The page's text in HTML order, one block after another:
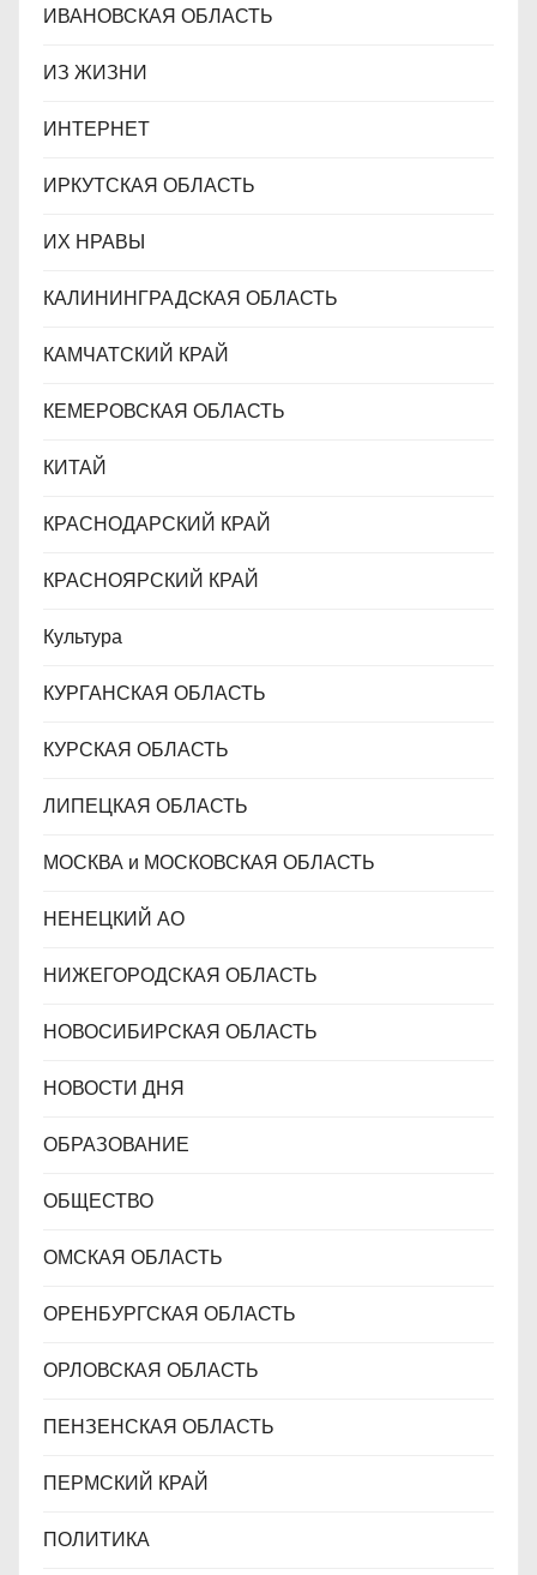
ИВАНОВСКАЯ ОБЛАСТЬ
ИЗ ЖИЗНИ
ИНТЕРНЕТ
ИРКУТСКАЯ ОБЛАСТЬ
ИХ НРАВЫ
КАЛИНИНГРАДCКАЯ ОБЛАСТЬ
КАМЧАТСКИЙ КРАЙ
КЕМЕРОВСКАЯ ОБЛАСТЬ
КИТАЙ
КРАСНОДАРСКИЙ КРАЙ
КРАСНОЯРСКИЙ КРАЙ
Культура
КУРГАНСКАЯ ОБЛАСТЬ
КУРСКАЯ ОБЛАСТЬ
ЛИПЕЦКАЯ ОБЛАСТЬ
МОСКВА и МОСКОВСКАЯ ОБЛАСТЬ
НЕНЕЦКИЙ АО
НИЖЕГОРОДСКАЯ ОБЛАСТЬ
НОВОСИБИРСКАЯ ОБЛАСТЬ
НОВОСТИ ДНЯ
ОБРАЗОВАНИЕ
ОБЩЕСТВО
ОМСКАЯ ОБЛАСТЬ
ОРЕНБУРГСКАЯ ОБЛАСТЬ
ОРЛОВСКАЯ ОБЛАСТЬ
ПЕНЗЕНСКАЯ ОБЛАСТЬ
ПЕРМСКИЙ КРАЙ
ПОЛИТИКА